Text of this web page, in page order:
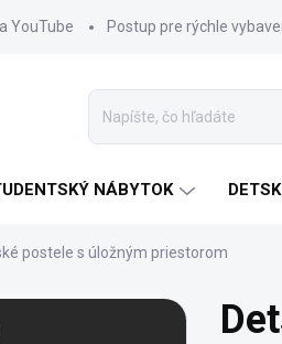
YouTube Postup pre rýchle
NÁBYTOK
postele s úložným priestorom